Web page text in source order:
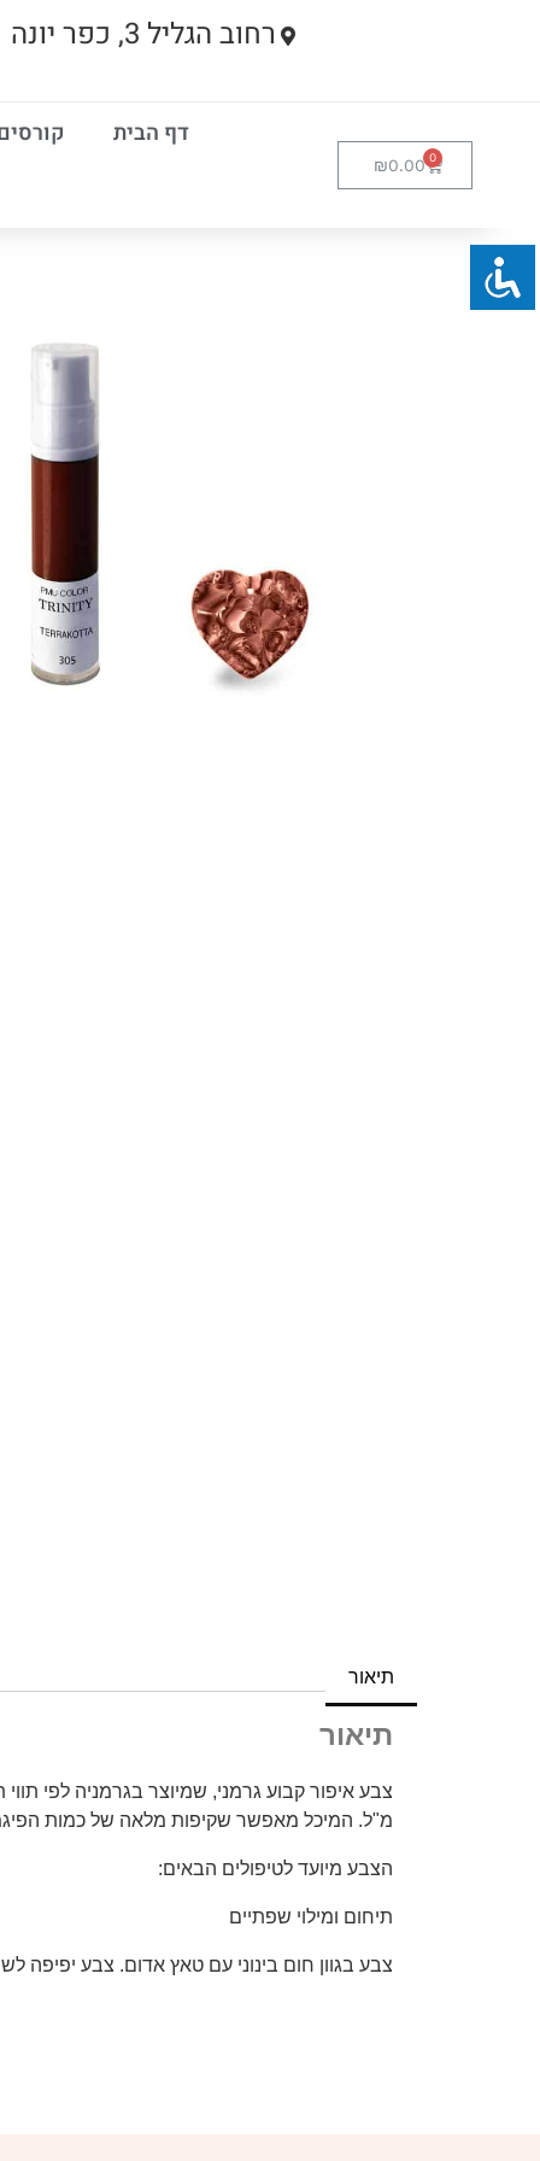
רחוב הגליל 3, כפר יונה
₪0.00
דף הבית
תיאור
תיאור
מ"ל. המיכל מאפשר שקיפות מלאה של כמות
הצבע מיועד לטיפולים הבאים:
תיחום ומילוי שפתיים
צבע בגוון חום בינוני עם טאץ אדום. צבע יפיפה